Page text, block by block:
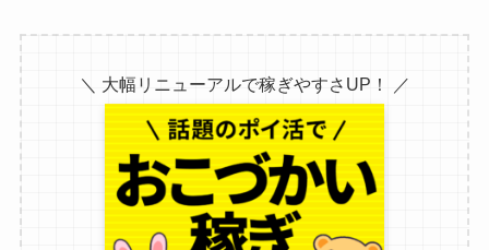
＼ 大幅リニューアルで稼ぎやすさUP！ ／